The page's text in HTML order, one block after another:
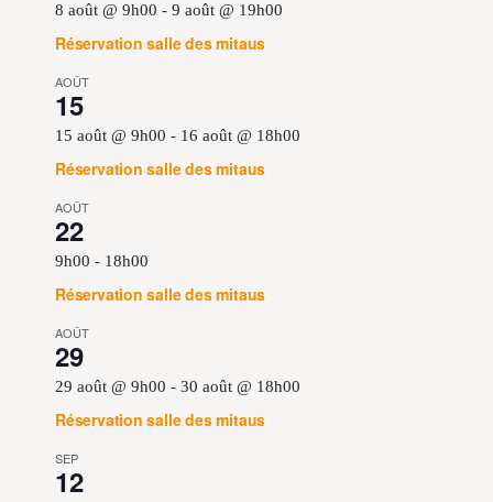
8 août @ 9h00 - 9 août @ 19h00
Réservation salle des mitaus
AOÛT
15
15 août @ 9h00 - 16 août @ 18h00
Réservation salle des mitaus
AOÛT
22
9h00 - 18h00
Réservation salle des mitaus
AOÛT
29
29 août @ 9h00 - 30 août @ 18h00
Réservation salle des mitaus
SEP
12